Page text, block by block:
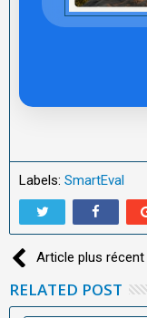
Labels: SmartEval
Article plus récent
RELATED POST